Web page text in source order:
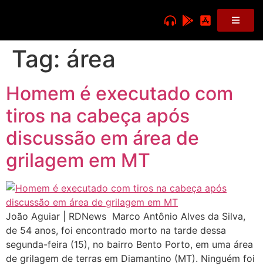
Tag: área
Homem é executado com
tiros na cabeça após
discussão em área de
grilagem em MT
João Aguiar | RDNews Marco Antônio Alves da Silva,
de 54 anos, foi encontrado morto na tarde dessa
segunda-feira (15), no bairro Bento Porto, em uma área
de grilagem de terras em Diamantino (MT). Ninguém foi